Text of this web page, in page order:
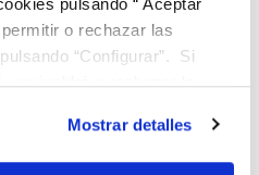
o rechazar las
“Configurar”. Si
equivaldrá a rechazar la
el sitio web funcione y que
Puedes consultar
Mostrar detalles
€